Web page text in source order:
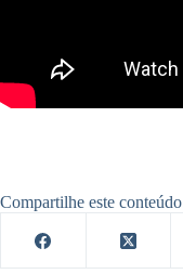
Compartilhe este conteúdo